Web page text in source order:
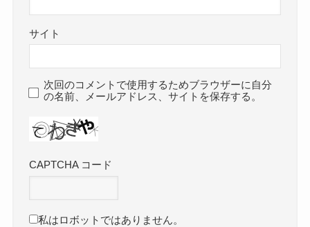
サイト
次回のコメントで使用するためブラウザーに自分
の名前、メールアドレス、サイトを保存する。
CAPTCHA コード
私はロボットではありません。